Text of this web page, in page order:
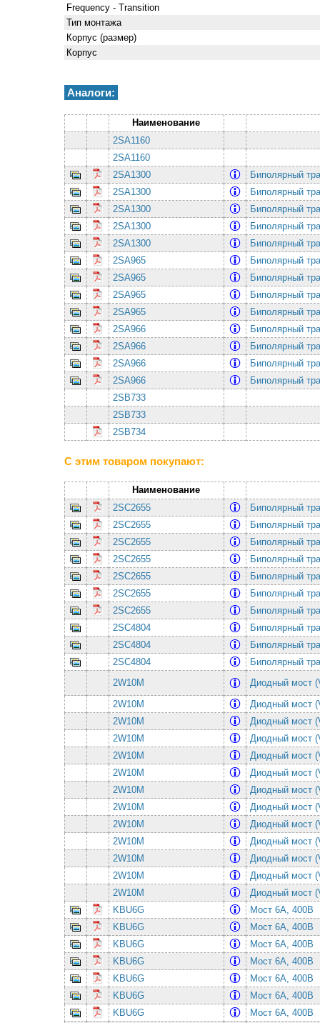
Frequency - Transition
Тип монтажа
Корпус (размер)
Корпус
Аналоги:
Наименование
2SA1160
2SA1160
2SA1300
Биполярный
2SA1300
Биполярный
2SA1300
Биполярный
2SA1300
Биполярный
2SA1300
Биполярный
2SA965
Биполярный
2SA965
Биполярный
2SA965
Биполярный
2SA965
Биполярный
2SA966
Биполярный
2SA966
Биполярный
2SA966
Биполярный
2SA966
Биполярный
2SB733
2SB733
2SB734
С этим товаром покупают:
Наименование
2SC2655
Биполярный
2SC2655
Биполярный
2SC2655
Биполярный
2SC2655
Биполярный
2SC2655
Биполярный
2SC2655
Биполярный
2SC2655
Биполярный
2SC4804
Биполярный
2SC4804
Биполярный
2SC4804
Биполярный
2W10M
Диодный мост
2W10M
Диодный мост
2W10M
Диодный мост
2W10M
Диодный мост
2W10M
Диодный мост
2W10M
Диодный мост
2W10M
Диодный мост
2W10M
Диодный мост
2W10M
Диодный мост
2W10M
Диодный мост
2W10M
Диодный мост
2W10M
Диодный мост
2W10M
Диодный мост
KBU6G
Мост 6А, 400В
KBU6G
Мост 6А, 400В
KBU6G
Мост 6А, 400В
KBU6G
Мост 6А, 400В
KBU6G
Мост 6А, 400В
KBU6G
Мост 6А, 400В
KBU6G
Мост 6А, 400В